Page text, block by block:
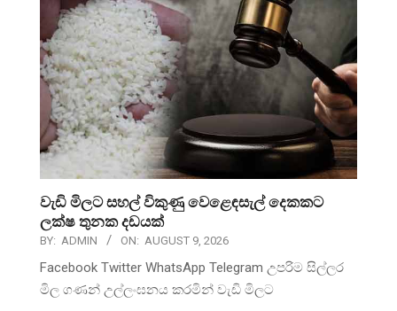
වැඩි මිලට සහල් විකුණු වෙළෙඳසැල් දෙකකට
ලක්ෂ තුනක දඩයක්
BY: ADMIN ON: AUGUST 9, 2026
Facebook Twitter WhatsApp Telegram උපරිම සිල්ලර
මිල ගණන් උල්ලංඝනය කරමින් වැඩි මිලට